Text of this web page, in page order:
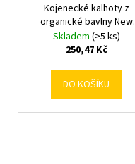
Kojenecké kalhoty z
organické bavlny New
Baby Olivy 86 (12-18m)
Skladem (>5 ks)
250,47 Kč
DO KOŠÍKU